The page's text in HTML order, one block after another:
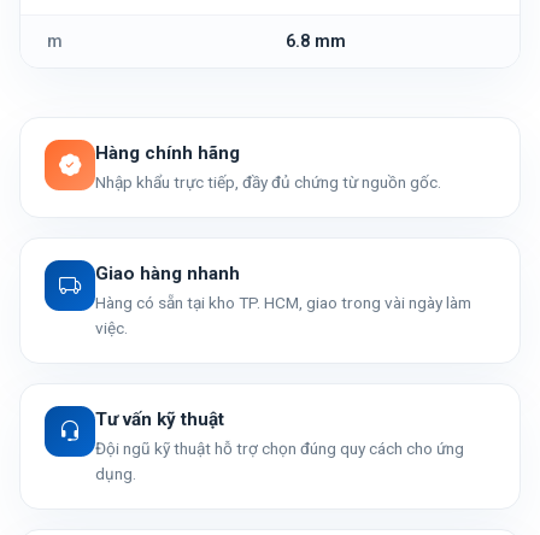
m 6.8 mm
Hàng chính hãng
Nhập khẩu trực tiếp, đầy đủ chứng từ nguồn gốc.
Giao hàng nhanh
Hàng có sẵn tại kho TP. HCM, giao trong vài ngày làm
việc.
Tư vấn kỹ thuật
Đội ngũ kỹ thuật hỗ trợ chọn đúng quy cách cho ứng
dụng.